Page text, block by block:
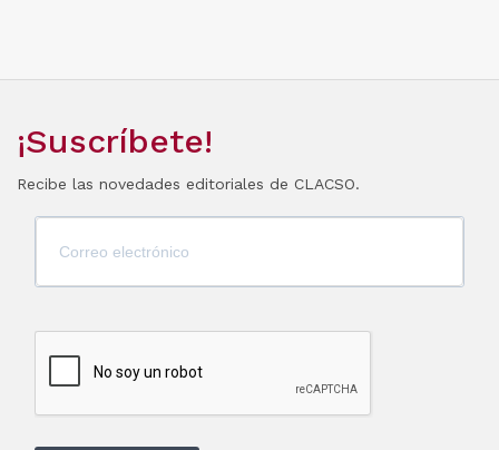
¡Suscríbete!
Recibe las novedades editoriales de CLACSO.